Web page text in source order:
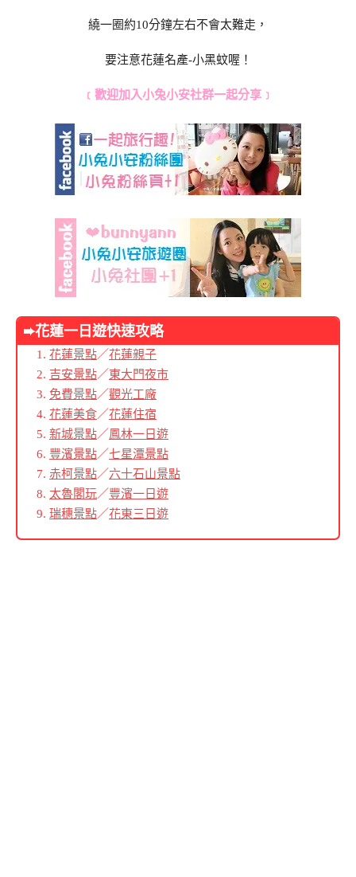
繞一圈約10分鐘左右不會太難走，
要注意花蓮名產-小黑蚊喔！
﹝歡迎加入小兔小安社群一起分享﹞
➨花蓮一日遊快速攻略
花蓮景點／花蓮親子
吉安景點／東大門夜市
免費景點／觀光工廠
花蓮美食／花蓮住宿
新城景點／鳳林一日遊
豐濱景點／七星潭景點
赤柯景點／六十石山景點
太魯閣玩／豐濱一日遊
瑞穗景點／花東三日遊